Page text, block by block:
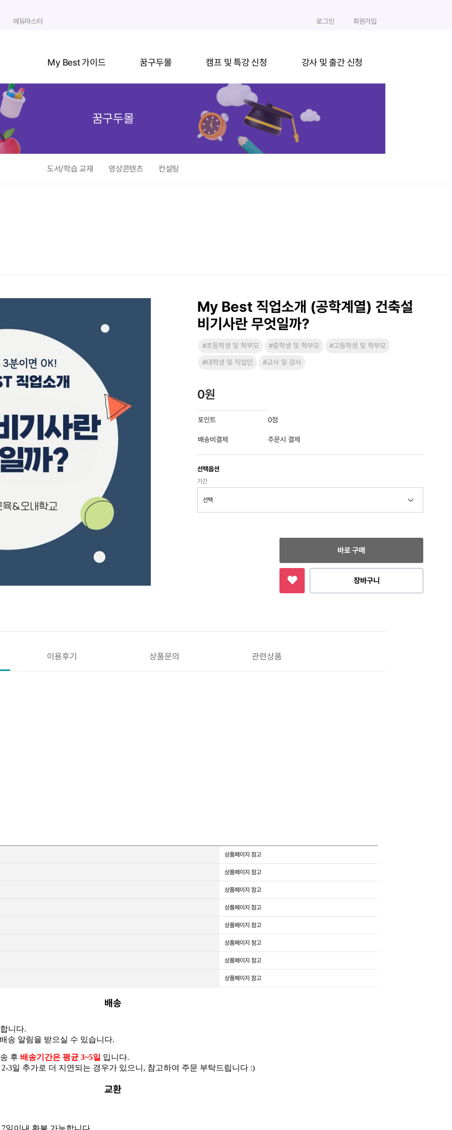
에듀마스터 로그인 회원가입
My Best 가이드 꿈구두몰 캠프 및 특강 신청 강사 및 출간 신청
꿈구두몰
도서/학습 교재 영상콘텐츠 컨설팅
My Best 직업소개 (공학계열) 건축설
비기사란 무엇일까?
#초등학생 및 학부모 #중학생 및 학부모 #고등학생 및 학부모
#대학생 및 직업인 #교사 및 강사
0원
포인트 0점
배송비결제 주문시 결제
선택옵션
기간
바로 구매
장바구니
이용후기 상품문의 관련상품
상품페이지 참고
상품페이지 참고
상품페이지 참고
상품페이지 참고
상품페이지 참고
상품페이지 참고
상품페이지 참고
상품페이지 참고
배송
니다.
송 알림을 받으실 수 있습니다.
후 배송기간은 평균 3~5일 입니다.
3일 추가로 더 지연되는 경우가 있으니, 참고하여 주문 부탁드립니다 :)
교환
일이내 환불 가능합니다.